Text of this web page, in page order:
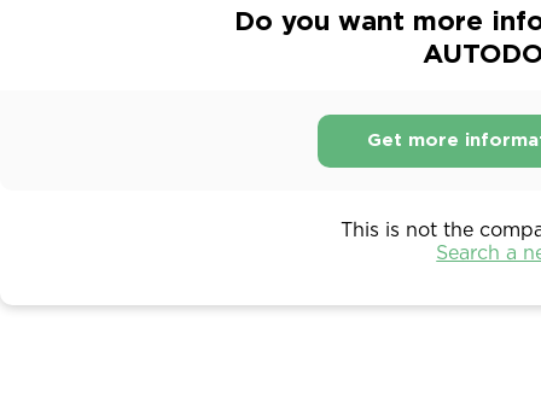
Do you want more
Get more
This is not the
Search a